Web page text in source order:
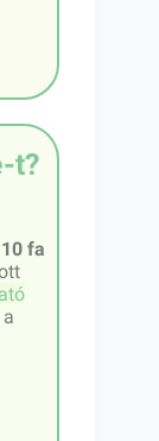
t?
fa